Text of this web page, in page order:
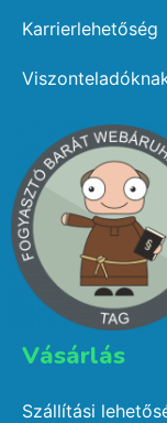
Karrierlehetőség
Vásárlás​
Szállítási